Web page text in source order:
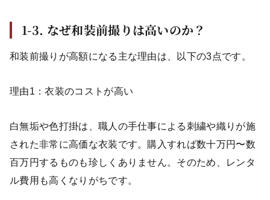
1-3. なぜ和装前撮りは高いのか？
和装前撮りが高額になる主な理由は、以下の3点です。
理由1：衣装のコストが高い
白無垢や色打掛は、職人の手仕事による刺繍や織りが施
された非常に高価な衣装です。購入すれば数十万円〜数
百万円するものも珍しくありません。そのため、レンタ
ル費用も高くなりがちです。